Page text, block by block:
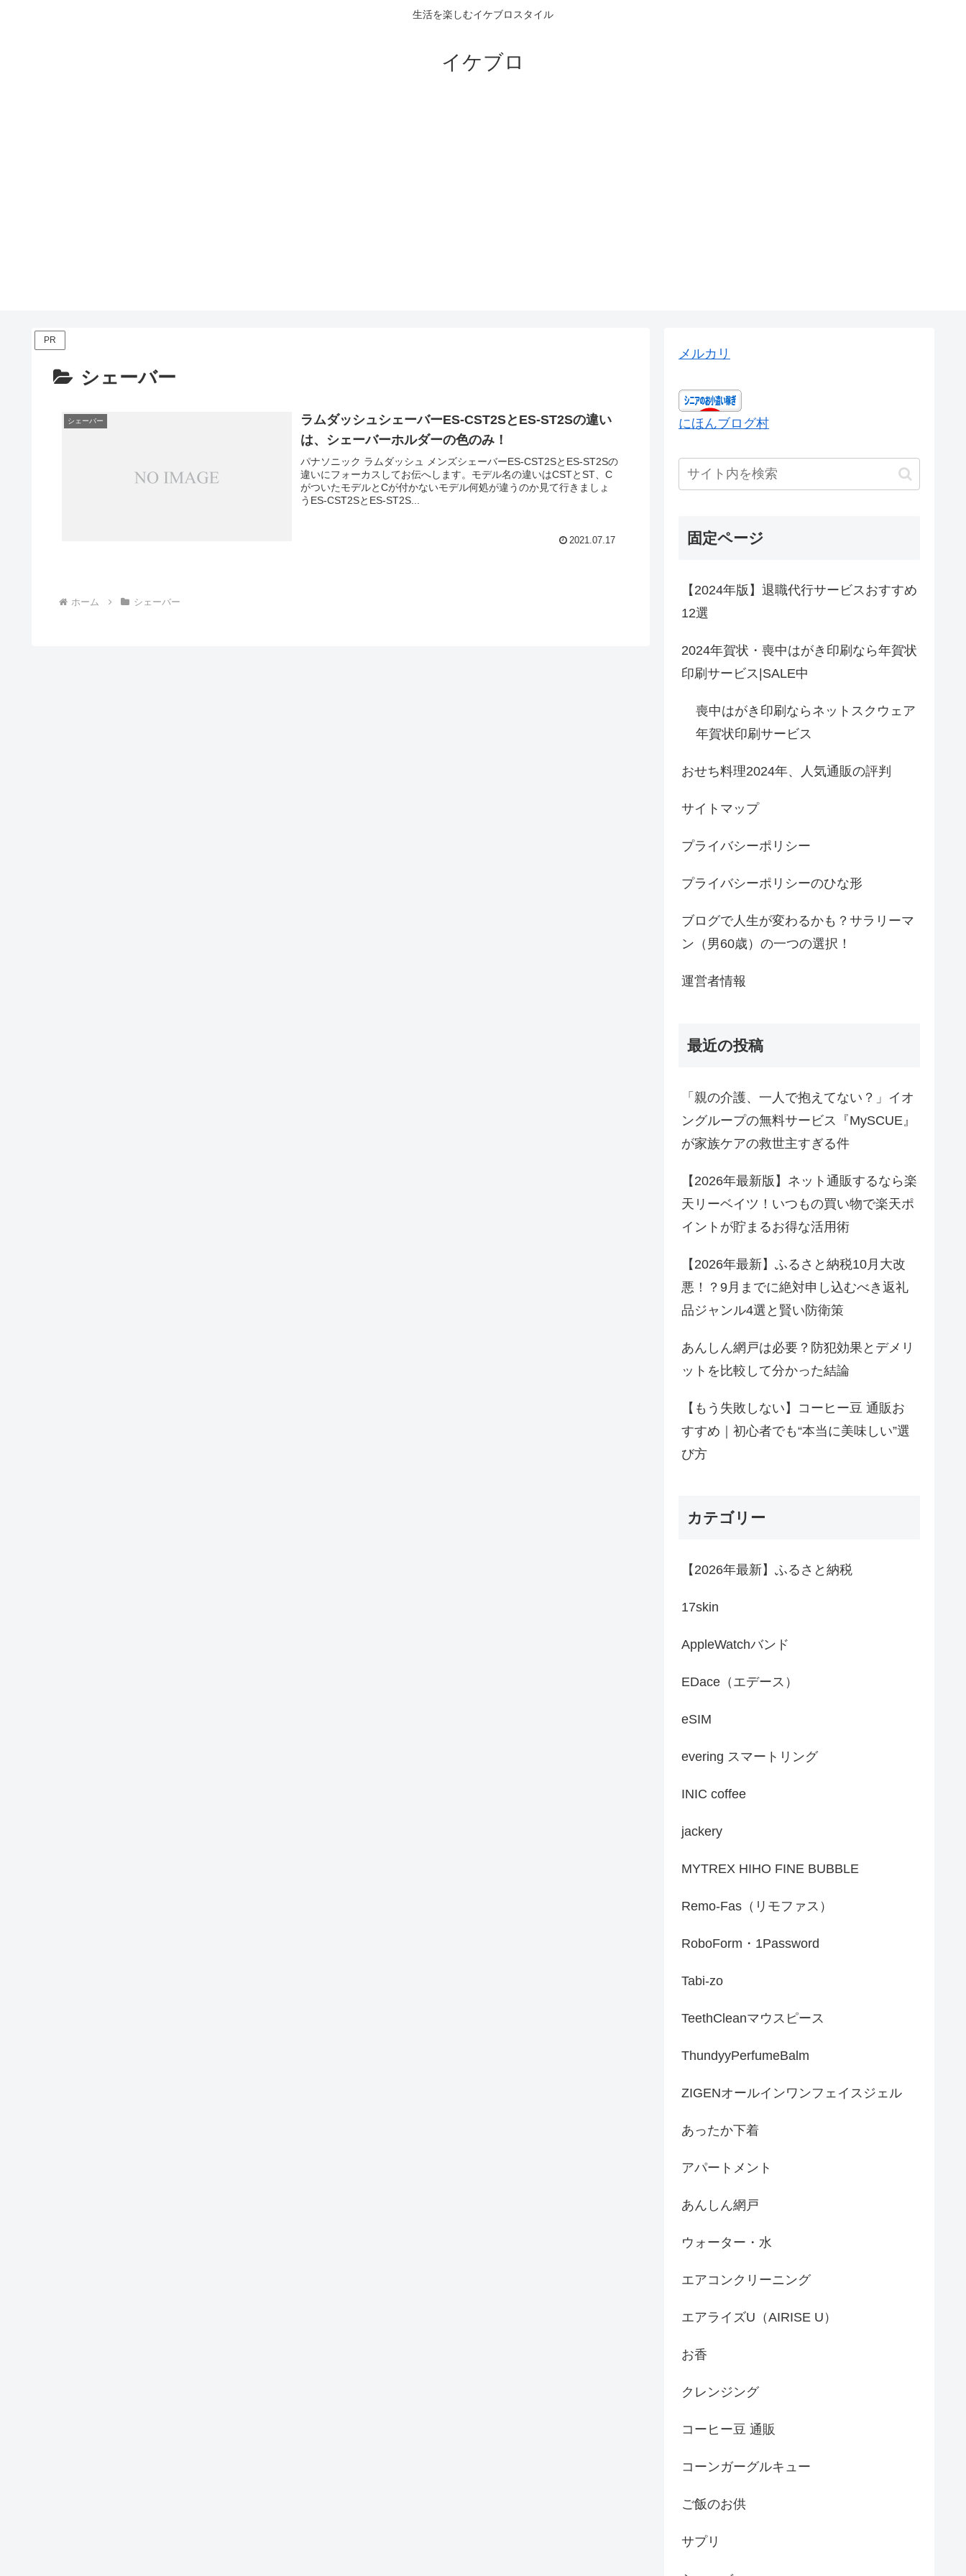
生活を楽しむイケブロスタイル
イケブロ
PR
シェーバー
シェーバー
ラムダッシュシェーバーES-CST2SとES-ST2Sの違い
は、シェーバーホルダーの色のみ！
パナソニック ラムダッシュ メンズシェーバーES-CST2SとES-ST2Sの
違いにフォーカスしてお伝へします。モデル名の違いはCSTとST、C
がついたモデルとCが付かないモデル何処が違うのか見て行きましょ
うES-CST2SとES-ST2S...
2021.07.17
ホーム シェーバー
メルカリ
にほんブログ村
固定ページ
【2024年版】退職代行サービスおすすめ
12選
2024年賀状・喪中はがき印刷なら年賀状
印刷サービス|SALE中
喪中はがき印刷ならネットスクウェア
年賀状印刷サービス
おせち料理2024年、人気通販の評判
サイトマップ
プライバシーポリシー
プライバシーポリシーのひな形
ブログで人生が変わるかも？サラリーマ
ン（男60歳）の一つの選択！
運営者情報
最近の投稿
「親の介護、一人で抱えてない？」イオ
ングループの無料サービス『MySCUE』
が家族ケアの救世主すぎる件
【2026年最新版】ネット通販するなら楽
天リーベイツ！いつもの買い物で楽天ポ
イントが貯まるお得な活用術
【2026年最新】ふるさと納税10月大改
悪！？9月までに絶対申し込むべき返礼
品ジャンル4選と賢い防衛策
あんしん網戸は必要？防犯効果とデメリ
ットを比較して分かった結論
【もう失敗しない】コーヒー豆 通販お
すすめ｜初心者でも“本当に美味しい”選
び方
カテゴリー
【2026年最新】ふるさと納税
17skin
AppleWatchバンド
EDace（エデース）
eSIM
evering スマートリング
INIC coffee
jackery
MYTREX HIHO FINE BUBBLE
Remo-Fas（リモファス）
RoboForm・1Password
Tabi-zo
TeethCleanマウスピース
ThundyyPerfumeBalm
ZIGENオールインワンフェイスジェル
あったか下着
アパートメント
あんしん網戸
ウォーター・水
エアコンクリーニング
エアライズU（AIRISE U）
お香
クレンジング
コーヒー豆 通販
コーンガーグルキュー
ご飯のお供
サプリ